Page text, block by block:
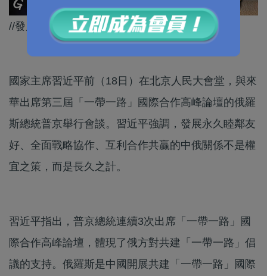
//發展中俄關係不是權宜之策，而是長久之計！//
國家主席習近平前（18日）在北京人民大會堂，與來
華出席第三屆「一帶一路」國際合作高峰論壇的俄羅
斯總統普京舉行會談。習近平強調，發展永久睦鄰友
好、全面戰略協作、互利合作共贏的中俄關係不是權
宜之策，而是長久之計。
習近平指出，普京總統連續3次出席「一帶一路」國
際合作高峰論壇，體現了俄方對共建「一帶一路」倡
議的支持。俄羅斯是中國開展共建「一帶一路」國際